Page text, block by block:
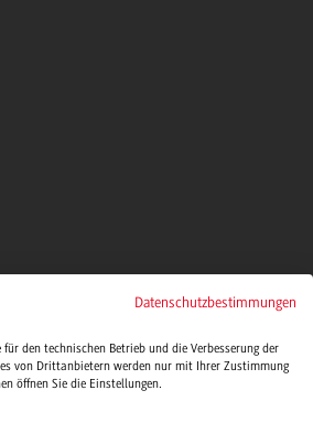
Datenschutzbestimmungen
für den technischen Betrieb und die Verbesserung der
von Drittanbietern werden nur mit Ihrer Zustimmung
öffnen Sie die Einstellungen.